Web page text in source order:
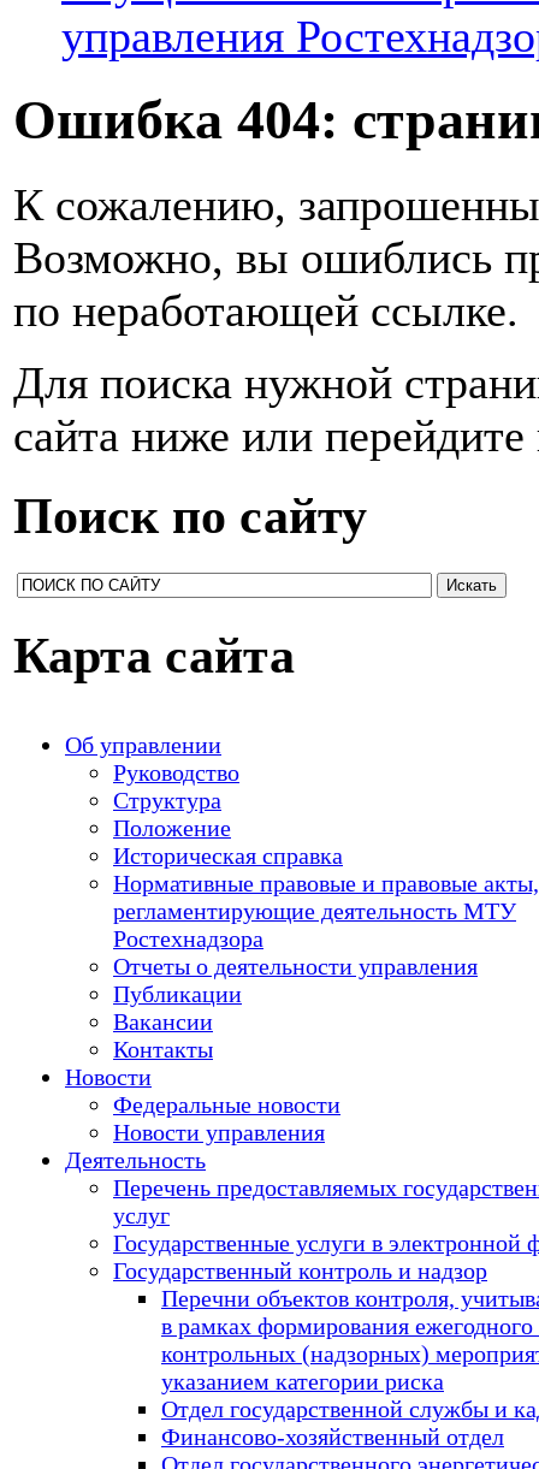
управления
Ошибка 404:
К сожалению,
Возможно, вы ошиблись
по неработающей ссылке.
Для поиска нужной
сайта ниже или
Поиск по сайту
Карта сайта
Об управлении
Руководство
Структура
Положение
Историческая справка
Нормативные правовые и правовые акты,
регламентирующие деятельность МТУ
Ростехнадзора
Отчеты о деятельности управления
Публикации
Вакансии
Контакты
Новости
Федеральные новости
Новости управления
Деятельность
Перечень предоставляемых
услуг
Государственные услуги в электронной
Государственный контроль и надзор
Перечни объектов контроля,
в рамках формирования ежегодного
контрольных (надзорных)
указанием категории риска
Отдел государственной службы и
Финансово-хозяйственный отдел
Отдел государственного